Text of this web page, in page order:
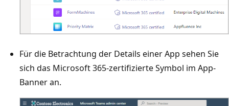
Für die Betrachtung der Details einer App sehen Sie
sich das Microsoft 365-zertifizierte Symbol im App-
Banner an.